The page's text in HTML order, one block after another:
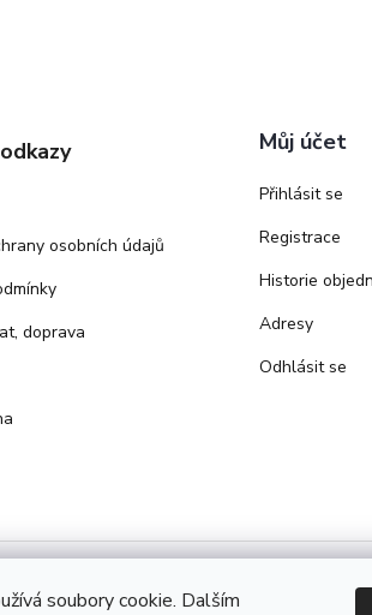
soubory cookie. Dalším
osobních údajů
doprava
Můj účet
Přihlásit se
Registrace
Historie
Adresy
Odhlásit se
2026Bezva zdraví. Všechna práva vyhrazena.